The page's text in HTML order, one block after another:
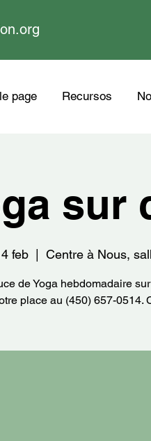
page Recursos
sur
feb
  |
Centre à Nous,
de Yoga hebdomadaire
place au (450) 657-0514.